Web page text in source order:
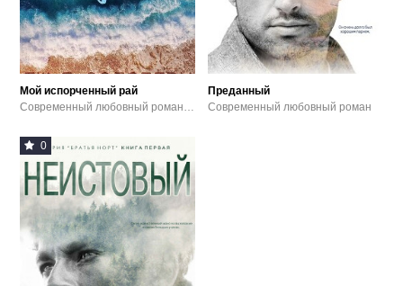
Мой испорченный рай
Преданный
Современный любовный роман
0